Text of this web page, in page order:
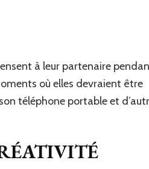
à leur partenaire
où elles devraient être
téléphone portable et